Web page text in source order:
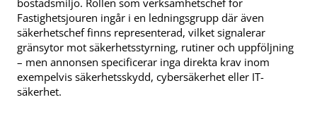
Fastighetsjouren ingår i en ledningsgrupp där även
säkerhetschef finns representerad, vilket signalerar
gränsytor mot säkerhetsstyrning, rutiner och uppföljning
– men annonsen specificerar inga direkta krav inom
exempelvis säkerhetsskydd, cybersäkerhet eller IT-
säkerhet.